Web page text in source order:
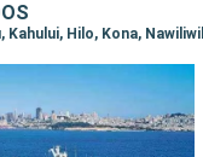
Kahului, Hilo, Kona,